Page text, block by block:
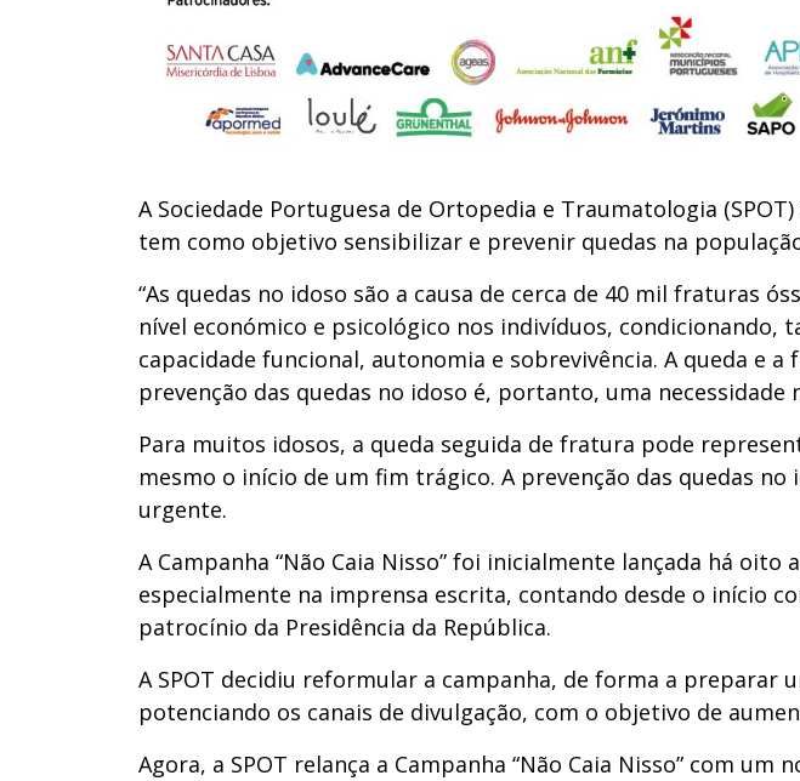
A Sociedade Portuguesa de Ortopedia e Traumatologia
tem como objetivo sensibilizar e prevenir quedas na
“As quedas no idoso são a causa de cerca de 40 mil fraturas
nível económico e psicológico nos indivíduos,
capacidade funcional, autonomia e sobrevivência. A queda e
prevenção das quedas no idoso é, portanto, uma necessidade
Para muitos idosos, a queda seguida de fratura pode
mesmo o início de um fim trágico. A prevenção das quedas
urgente.
A Campanha “Não Caia Nisso” foi inicialmente lançada há
especialmente na imprensa escrita, contando desde o início
patrocínio da Presidência da República.
A SPOT decidiu reformular a campanha, de forma a preparar
potenciando os canais de divulgação, com o objetivo de
Agora, a SPOT relança a Campanha “Não Caia Nisso” com